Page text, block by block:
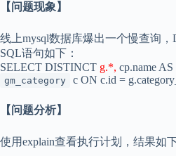
【问题现象】
线上mysql数据库爆出一个慢查询，
SQL语句如下：
SELECT DISTINCT g.*, cp.name
gm_category c ON c.id =
【问题分析】
使用explain查看执行计划，结果如下